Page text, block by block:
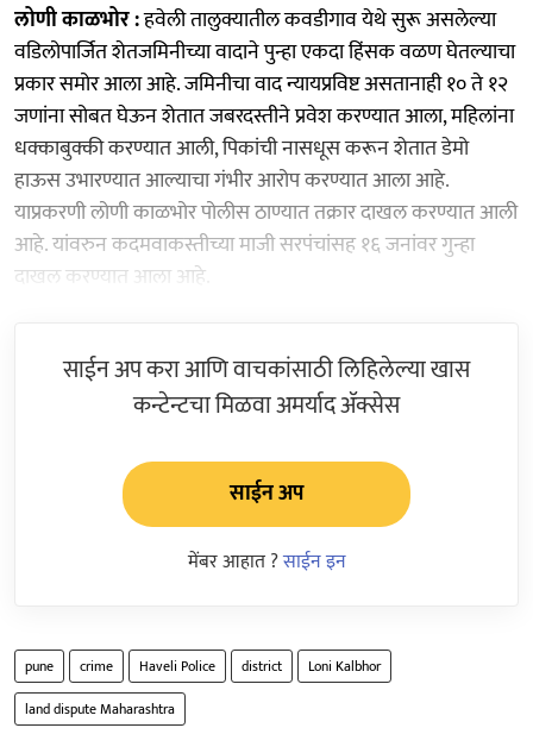
लोणी काळभोर :हवेली तालुक्यातील कवडीगाव येथे सुरू असलेल्या
वडिलोपार्जित शेतजमिनीच्या वादाने पुन्हा एकदा हिंसक वळण घेतल्याचा
प्रकार समोर आला आहे. जमिनीचा वाद न्यायप्रविष्ट असतानाही १० ते १२
जणांना सोबत घेऊन शेतात जबरदस्तीने प्रवेश करण्यात आला, महिलांना
धक्काबुक्की करण्यात आली, पिकांची नासधूस करून शेतात डेमो
हाऊस उभारण्यात आल्याचा गंभीर आरोप करण्यात आला आहे.
याप्रकरणी लोणी काळभोर पोलीस ठाण्यात तक्रार दाखल करण्यात आली
आहे. यांवरुन कदमवाकस्तीच्या माजी सरपंचांसह १६ जनांवर गुन्हा
दाखल करण्यात आला आहे.
साईन अप करा आणि वाचकांसाठी लिहिलेल्या खास
कन्टेन्टचा मिळवा अमर्याद ॲक्सेस
साईन अप
मेंबर आहात ?साईन इन
pune crime Haveli Police district
Loni Kalbhor
land dispute Maharashtra